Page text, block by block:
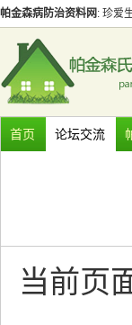
帕金森病防治资料网 : 珍爱
首页 论坛交流
当前页